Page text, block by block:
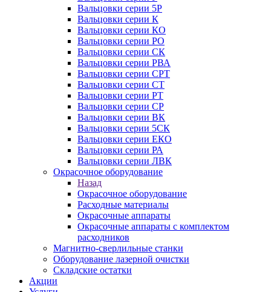
Вальцовки серии 5Р
Вальцовки серии К
Вальцовки серии КО
Вальцовки серии РО
Вальцовки серии СК
Вальцовки серии РВА
Вальцовки серии СРТ
Вальцовки серии СТ
Вальцовки серии РТ
Вальцовки серии СР
Вальцовки серии ВК
Вальцовки серии 5СК
Вальцовки серии ЕКО
Вальцовки серии РА
Вальцовки серии ЛВК
Окрасочное оборудование
Назад
Окрасочное оборудование
Расходные материалы
Окрасочные аппараты
Окрасочные аппараты с комплектом
расходников
Магнитно-сверлильные станки
Оборудование лазерной очистки
Складские остатки
Акции